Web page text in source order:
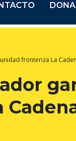
fronteriza La